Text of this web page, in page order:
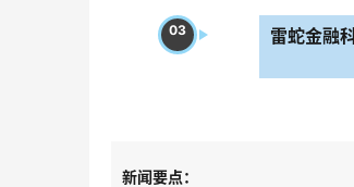
03 雷蛇金融
新闻要点：